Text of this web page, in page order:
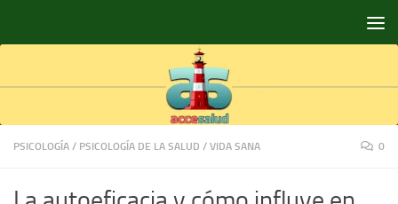
PSICOLOGÍA / PSICOLOGÍA DE LA SALUD / VIDA SANA 0